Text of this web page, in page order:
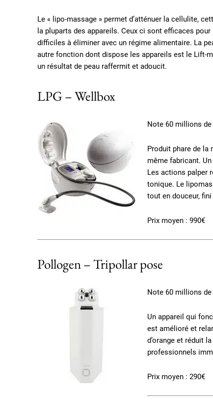
Le « lipo-massage » permet d’atténuer la cellulite,
la pluparts des appareils. Ceux ci sont efficaces
difficiles à éliminer avec un régime alimentaire. La
autre fonction dont dispose les appareils est le Lift-
un résultat de peau raffermit et adoucit.
LPG – Wellbox
Note 60 millions
Produit phare de la
même fabricant.
Les actions palper
tonique. Le
tout en douceur, fini
Prix moyen : 990€
Pollogen – Tripollar pose
Note 60 millions
Un appareil qui
est amélioré et
d’orange et réduit
professionnels
Prix moyen : 290€